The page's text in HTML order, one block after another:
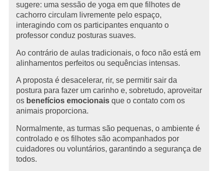
sugere: uma sessão de yoga em que filhotes de
cachorro circulam livremente pelo espaço,
interagindo com os participantes enquanto o
professor conduz posturas suaves.
Ao contrário de aulas tradicionais, o foco não está em
alinhamentos perfeitos ou sequências intensas.
A proposta é desacelerar, rir, se permitir sair da
postura para fazer um carinho e, sobretudo, aproveitar
os benefícios emocionaisque o contato com os
animais proporciona.
Normalmente, as turmas são pequenas, o ambiente é
controlado e os filhotes são acompanhados por
cuidadores ou voluntários, garantindo a segurança de
todos.